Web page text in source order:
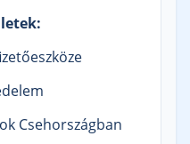
Csehországban